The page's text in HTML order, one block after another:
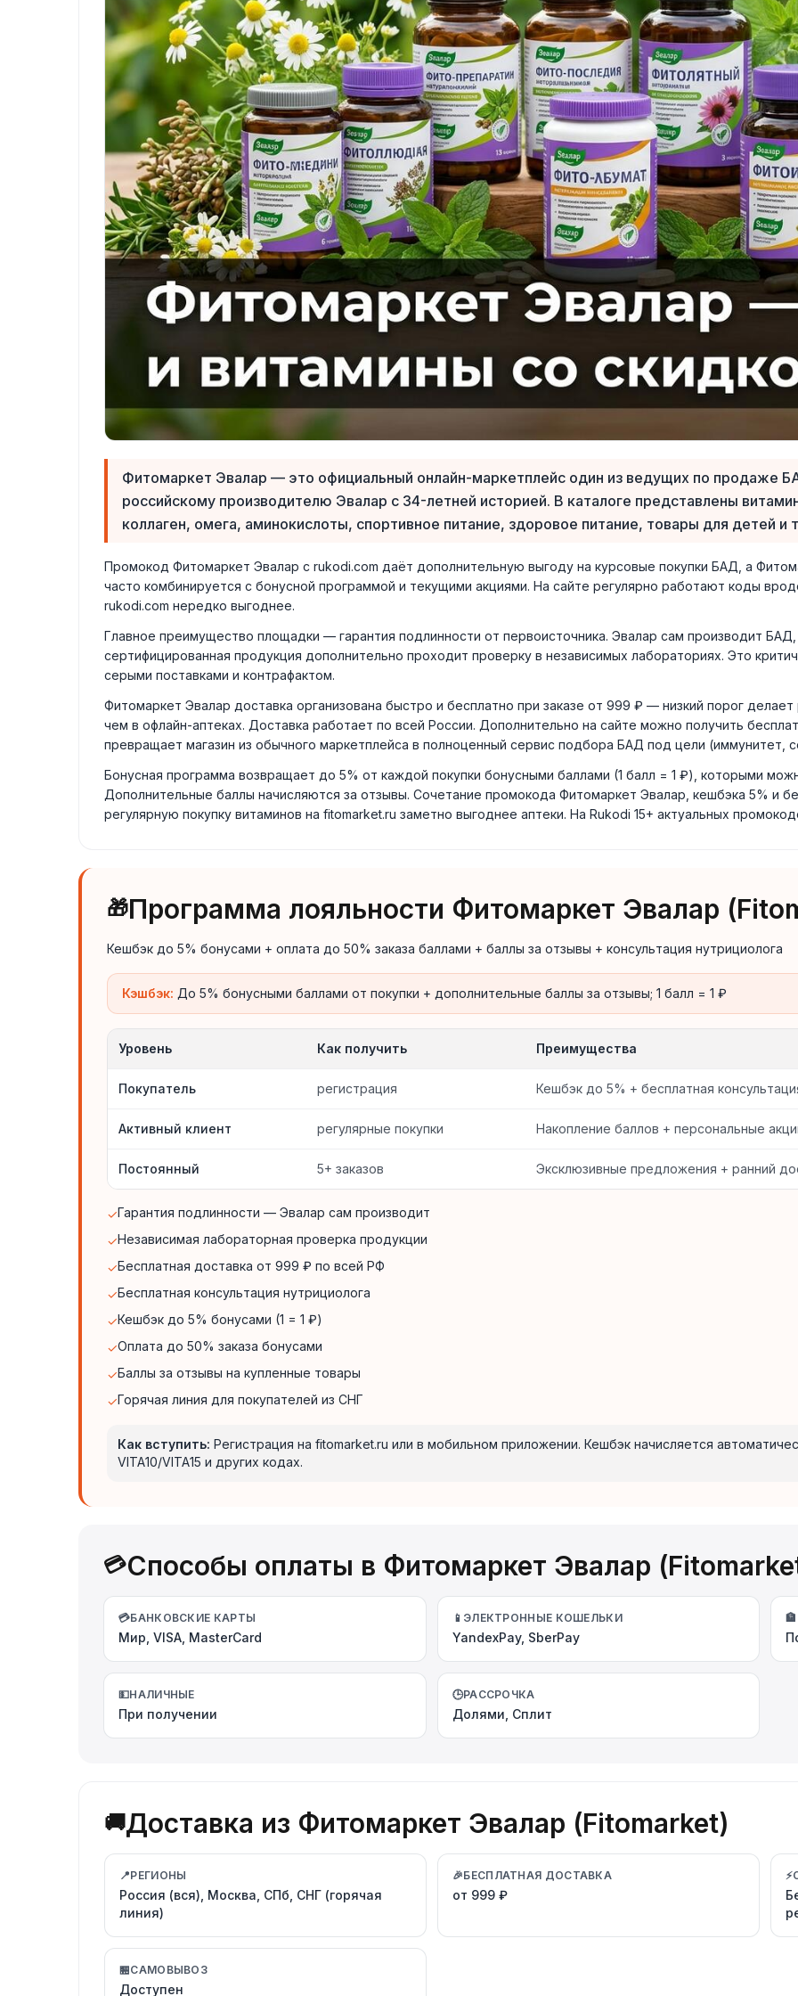
Фитомаркет Эвалар — это официальный онлайн-маркетплейс один из ведущих по продаже
российскому производителю Эвалар с 34-летней историей. В каталоге представлены
коллаген, омега, аминокислоты, спортивное питание, здоровое питание, товары для детей и
Промокод Фитомаркет Эвалар с rukodi.com даёт дополнительную выгоду на курсовые покупки БАД, а
часто комбинируется с бонусной программой и текущими акциями. На сайте регулярно работают коды
rukodi.com нередко выгоднее.
Главное преимущество площадки — гарантия подлинности от первоисточника. Эвалар сам производит
сертифицированная продукция дополнительно проходит проверку в независимых лабораториях. Это
серыми поставками и контрафактом.
Фитомаркет Эвалар доставка организована быстро и бесплатно при заказе от 999 ₽ — низкий порог
чем в офлайн-аптеках. Доставка работает по всей России. Дополнительно на сайте можно получить
превращает магазин из обычного маркетплейса в полноценный сервис подбора БАД под цели (иммунитет,
Бонусная программа возвращает до 5% от каждой покупки бонусными баллами (1 балл = 1 ₽), которыми
Дополнительные баллы начисляются за отзывы. Сочетание промокода Фитомаркет Эвалар, кешбэка 5% и
регулярную покупку витаминов на fitomarket.ru заметно выгоднее аптеки. На Rukodi 15+ актуальных
🎁Программа лояльности Фитомаркет Эвалар
Кешбэк до 5% бонусами + оплата до 50% заказа баллами + баллы за отзывы + консультация нутрициолога
Кэшбэк: До 5% бонусными баллами от покупки + дополнительные баллы за отзывы; 1 балл = 1 ₽
Уровень Как получить Преимущества
Покупатель регистрация Кешбэк до 5% + бесплатная
Активный клиент регулярные покупки Накопление баллов + персональные
Постоянный 5+ заказов Эксклюзивные предложения + ранний
✓Гарантия подлинности — Эвалар сам производит
✓Независимая лабораторная проверка продукции
✓Бесплатная доставка от 999 ₽ по всей РФ
✓Бесплатная консультация нутрициолога
✓Кешбэк до 5% бонусами (1 = 1 ₽)
✓Оплата до 50% заказа бонусами
✓Баллы за отзывы на купленные товары
✓Горячая линия для покупателей из СНГ
Как вступить: Регистрация на fitomarket.ru или в мобильном приложении. Кешбэк начисляется
VITA10/VITA15 и других кодах.
💳Способы оплаты в Фитомаркет Эвалар
💳БАНКОВСКИЕ КАРТЫ
Мир, VISA, MasterCard
📱 ЭЛЕКТРОННЫЕ КОШЕЛЬКИ
YandexPay, SberPay
🏦
💵НАЛИЧНЫЕ
При получении
🕒РАССРОЧКА
Долями, Сплит
🚚Доставка из Фитомаркет Эвалар (Fitomarket)
📍РЕГИОНЫ
Россия (вся), Москва, СПб, СНГ (горячая
линия)
🎉БЕСПЛАТНАЯ ДОСТАВКА
от 999 ₽
⚡
🏪САМОВЫВОЗ
Доступен